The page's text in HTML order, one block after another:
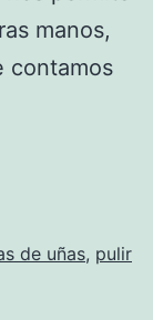
manos,
contamos
de uñas, pulir